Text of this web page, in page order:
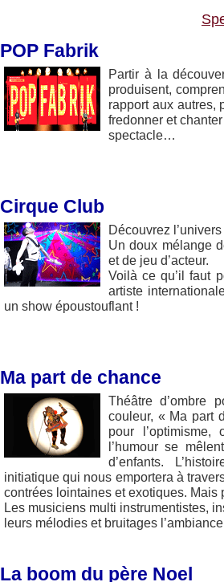
POP Fabrik
Partir à la
produisent,
rapport aux autres,
fredonner et
spectacle…
Cirque Club
Découvrez
Un doux mélange
et de jeu d’acteur.
Voilà ce qu’il faut
artiste
un show époustouflant !
Ma part de chance
Théâtre d’ombre
couleur, « Ma part
pour
l’humour se
d’enfants.
initiatique qui nous emportera à
contrées lointaines et exotiques.
Les musiciens multi instrumentistes,
leurs mélodies et bruitages
La boom du père Noel